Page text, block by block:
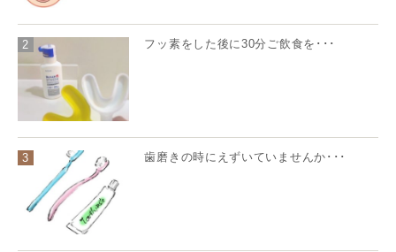
2 フッ素をした後に30分ご飲食を･･･
3 歯磨きの時にえずいていませんか･･･